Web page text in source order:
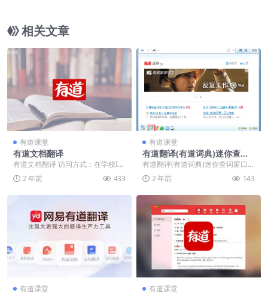
相关文章
有道课堂
有道文档翻译
有道文档翻译 访问方式：在学校IP
范围内，使用个人手机号注册验证
登录。 公司介绍...
2 年前 433
有道课堂
有道翻译(有道词典)迷你查词
窗口介绍
有道翻译(有道词典)迷你查词窗口介
绍 有道翻译(有道词典)4.2以后版
本，提供迷...
2 年前 143
有道课堂 有道课堂